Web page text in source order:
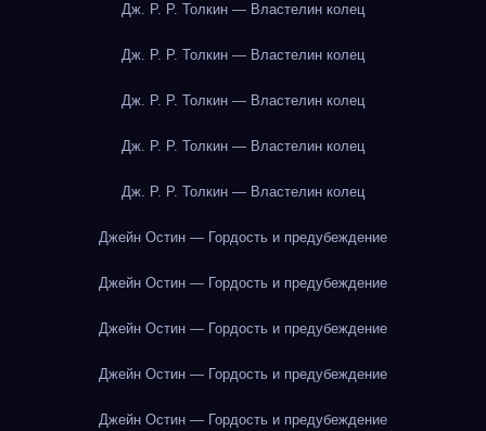
Дж. Р. Р. Толкин — Властелин колец
Дж. Р. Р. Толкин — Властелин колец
Дж. Р. Р. Толкин — Властелин колец
Дж. Р. Р. Толкин — Властелин колец
Дж. Р. Р. Толкин — Властелин колец
Джейн Остин — Гордость и предубеждение
Джейн Остин — Гордость и предубеждение
Джейн Остин — Гордость и предубеждение
Джейн Остин — Гордость и предубеждение
Джейн Остин — Гордость и предубеждение